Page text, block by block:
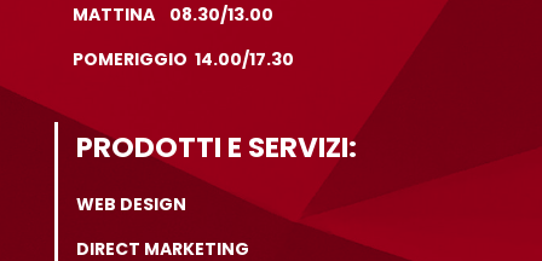
MATTINA 08.30/13.00
POMERIGGIO 14.00/17.30
PRODOTTI E SERVIZI:
WEB DESIGN
DIRECT MARKETING